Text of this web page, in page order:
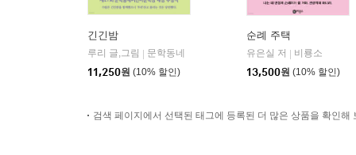
긴긴밤
루리 글,그림
문학동네
11,250원 (10% 할인)
순례 주택
유은실 저
비룡소
13,500원 (10% 할인)
검색 페이지에서 선택된 태그에 등록된 더 많은 상품을 확인해